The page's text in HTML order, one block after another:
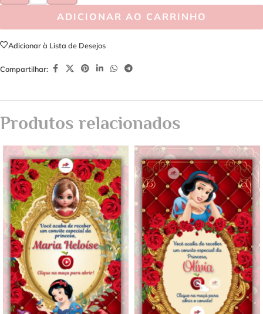
ADICIONAR AO CARRINHO
Adicionar à Lista de Desejos
Compartilhar:
Produtos relacionados